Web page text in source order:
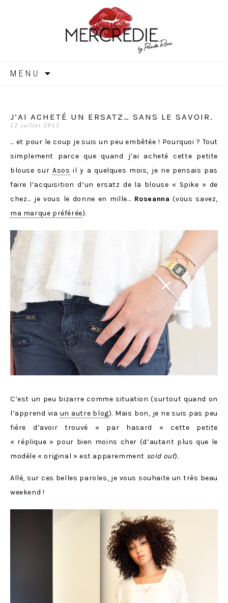
MERCREDIE
MENU
J’AI ACHETÉ UN ERSATZ… SANS LE SAVOIR.
12 juillet 2013
… et pour le coup je suis un peu embêtée ! Pourquoi ? Tout
simplement parce que quand j’ai acheté cette petite
blouse surAsos il y a quelques mois, je ne pensais pas
faire l’acquisition d’un ersatz de la blouse « Spike » de
chez… je vous le donne en mille… Roseanna (vous savez,
ma marque préférée).
C’est un peu bizarre comme situation (surtout quand on
l’apprend via un autre blog). Mais bon, je ne suis pas peu
fière d’avoir trouvé « par hasard » cette petite
« réplique » pour bien moins cher (d’autant plus que le
modèle « original » est apparemment sold out).
Allé, sur ces belles paroles, je vous souhaite un très beau
weekend !